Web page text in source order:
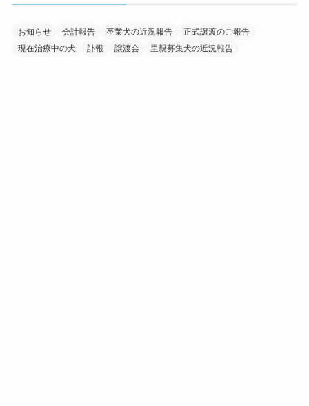
お知らせ 会計報告 卒業犬の近況報告
正式譲渡のご報告
現在治療中の犬
訃報 譲渡会 里親募集犬の近況報告